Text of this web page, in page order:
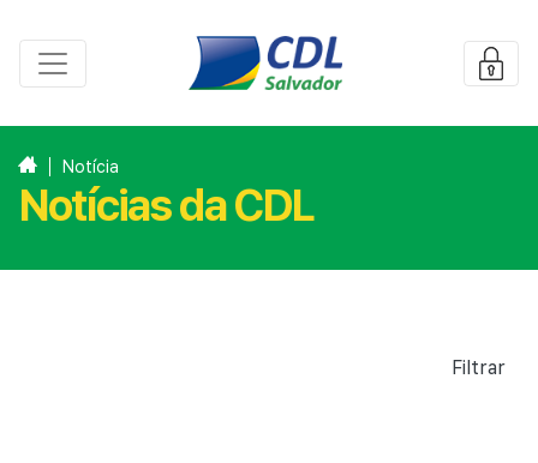
Notícia
Notícias da CDL
Filtrar